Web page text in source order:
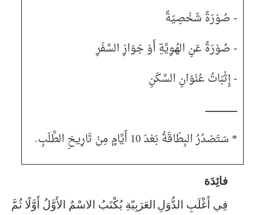
- صُوْرَةٌ شَخْصِيّةٌ
- صُوْرَةٌ عَنِ الهُوِيَّةِ أَوْ جَوَازِ السَّفَرِ
- إِثْبَاتُ عُنْوَانِ السَّكَنِ
ـــــــــــــــــــــــــــ
* سَتَصْدُرُ البِطَاقَةُ بَعْدَ
أَيَّامٍ مِنْ تَارِيخِ الطَّلَبِ.
فائِدَة
فِي أَغْلَبِ الدُّوَلِ العَرَبِيّةِ يُكْتَبُ الاسْمُ الأَوَّلُ أَوَّلًا ثُمَّ